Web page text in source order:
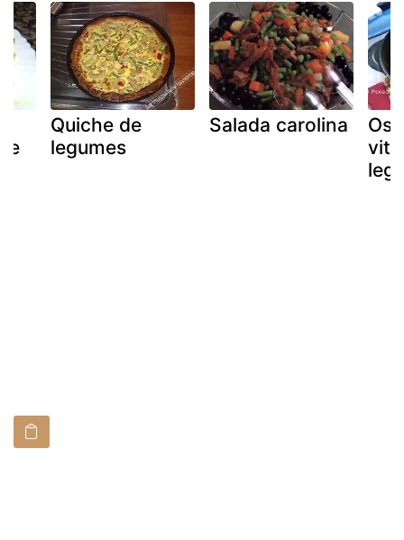
Quiche de
legumes
Salada carolina